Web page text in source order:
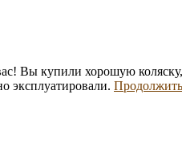
Вы купили хорошую
эксплуатировали.